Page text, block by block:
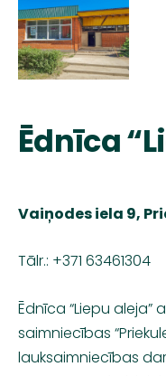
Ēdnīca
Vaiņodes iela 9,
Tālr.: +371 63461304
Ēdnīca “Liepu
saimniecības
lauksaimniecības